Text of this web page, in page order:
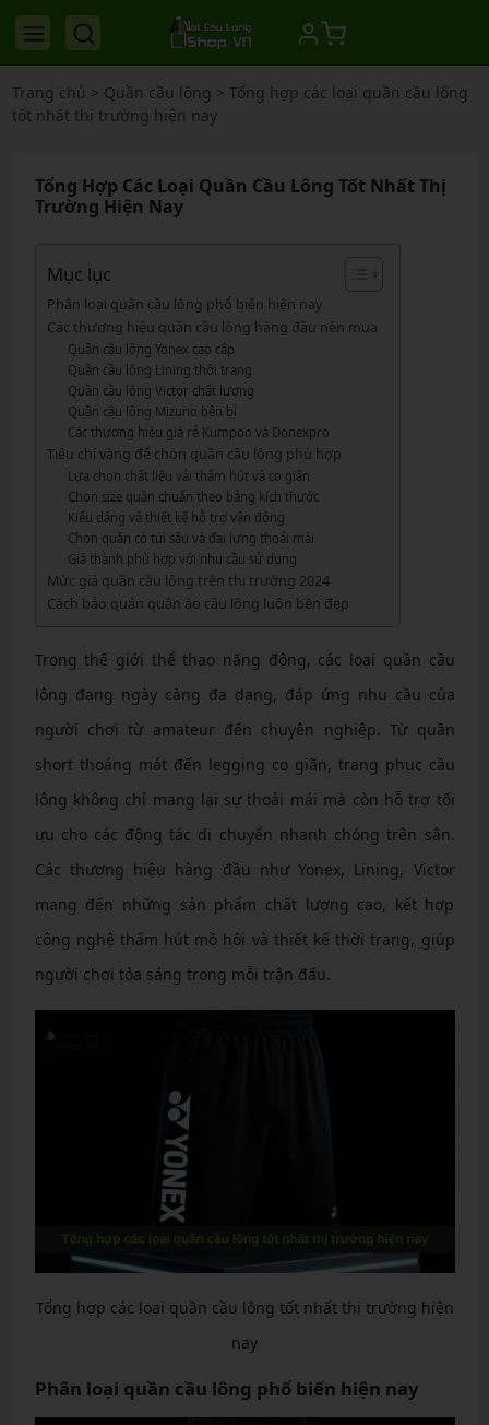
Trang chủ > Quần cầu lông > Tổng hợp các loại quần cầu lông
tốt nhất thị trường hiện nay
Tổng Hợp Các Loại Quần Cầu Lông Tốt Nhất Thị
Trường Hiện Nay
Mục lục
Phân loại quần cầu lông phổ biến hiện nay
Các thương hiệu quần cầu lông hàng đầu nên mua
Quần cầu lông Yonex cao cấp
Quần cầu lông Lining thời trang
Quần cầu lông Victor chất lượng
Quần cầu lông Mizuno bền bỉ
Các thương hiệu giá rẻ Kumpoo và Donexpro
Tiêu chí vàng để chọn quần cầu lông phù hợp
Lựa chọn chất liệu vải thấm hút và co giãn
Chọn size quần chuẩn theo bảng kích thước
Kiểu dáng và thiết kế hỗ trợ vận động
Chọn quần có túi sâu và đai lưng thoải mái
Giá thành phù hợp với nhu cầu sử dụng
Mức giá quần cầu lông trên thị trường 2024
Cách bảo quản quần áo cầu lông luôn bền đẹp
Trong thế giới thể thao năng động, các loại quần cầu
lông đang ngày càng đa dạng, đáp ứng nhu cầu của
người chơi từ amateur đến chuyên nghiệp. Từ quần
short thoáng mát đến legging co giãn, trang phục cầu
lông không chỉ mang lại sự thoải mái mà còn hỗ trợ tối
ưu cho các động tác di chuyển nhanh chóng trên sân.
Các thương hiệu hàng đầu như Yonex, Lining, Victor
mang đến những sản phẩm chất lượng cao, kết hợp
công nghệ thấm hút mồ hôi và thiết kế thời trang, giúp
người chơi tỏa sáng trong mỗi trận đấu.
Tổng hợp các loại quần cầu lông tốt nhất thị trường hiện
nay
Phân loại quần cầu lông phổ biến hiện nay